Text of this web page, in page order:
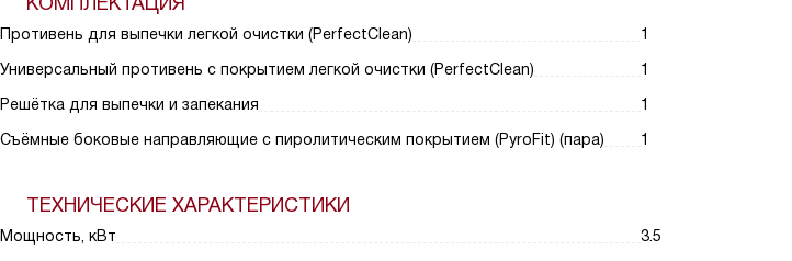
Противень для выпечки легкой очистки (PerfectClean)
1
Универсальный противень с покрытием легкой очистки (PerfectClean)
1
Решётка для выпечки и запекания
1
Съёмные боковые направляющие с пиролитическим покрытием (PyroFit) (пара)
1
ТЕХНИЧЕСКИЕ ХАРАКТЕРИСТИКИ
Мощность, кВт
3.5